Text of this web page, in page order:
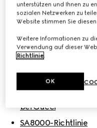
Die
RICHTLINIEN
Mensch
bei Gucci
SA8000-Richtlinie
unterstützen und Ihnen zu
sozialen Netzwerken zu
Website stimmen Sie
Weitere Informationen zu
Verwendung auf dieser
Richtlinie.
OK